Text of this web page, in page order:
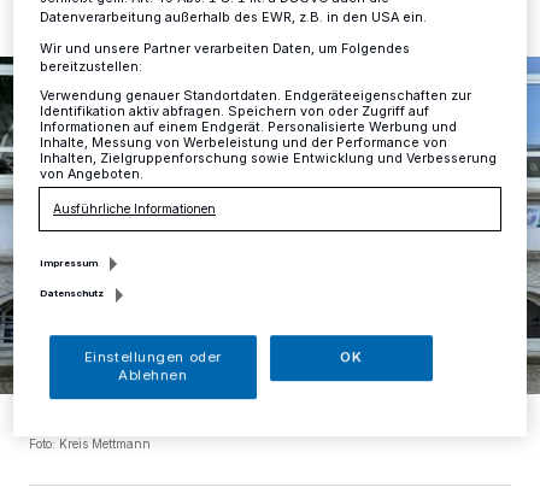
Foto: Kreis Mettmann
Datenverarbeitung außerhalb des EWR, z.B. in den USA ein.
Wir und unsere Partner verarbeiten Daten, um Folgendes
bereitzustellen:
Verwendung genauer Standortdaten. Endgeräteeigenschaften zur
Identifikation aktiv abfragen. Speichern von oder Zugriff auf
Informationen auf einem Endgerät. Personalisierte Werbung und
Inhalte, Messung von Werbeleistung und der Performance von
Inhalten, Zielgruppenforschung sowie Entwicklung und Verbesserung
von Angeboten.
Ausführliche Informationen
Impressum
Datenschutz
Einstellungen oder
Ablehnen
OK